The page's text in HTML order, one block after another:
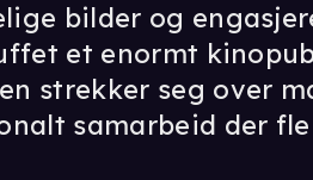
bilder og
et enormt
strekker seg over
samarbeid der